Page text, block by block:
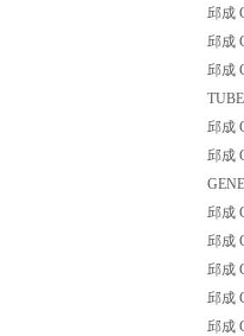
邱成
邱成
邱成
邱成
邱成
邱成
邱成
邱成
邱成
邱成